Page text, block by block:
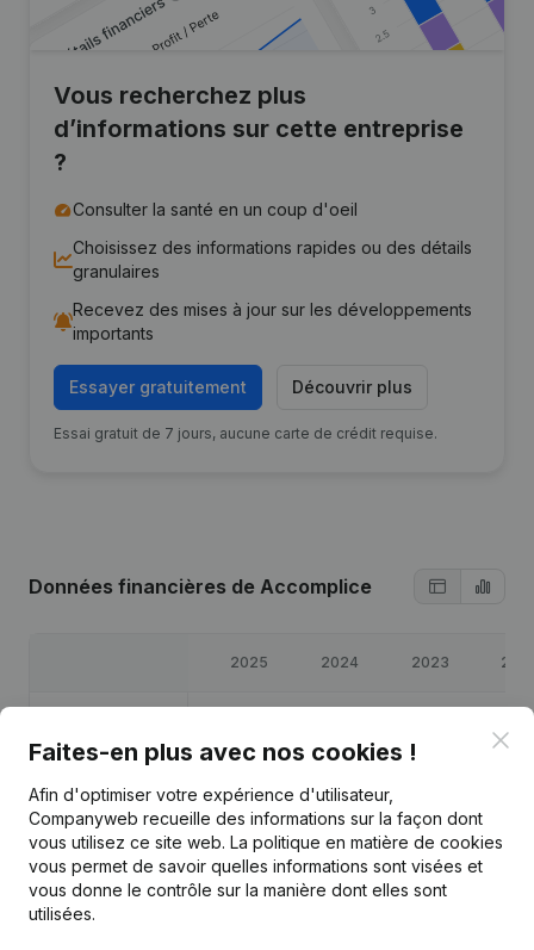
Vous recherchez plus
d’informations sur cette entreprise
?
Consulter la santé en un coup d'oeil
Choisissez des informations rapides ou des détails
granulaires
Recevez des mises à jour sur les développements
importants
Essayer gratuitement Découvrir plus
Essai gratuit de 7 jours, aucune carte de crédit requise.
Données financières de Accomplice
2025 2024 2023
14
Marge brute €28 445 €46 857 €54 948 €20
Faites-en plus avec nos cookies !
Afin d'optimiser votre expérience d'utilisateur,
Companyweb recueille des informations sur la façon dont
vous utilisez ce site web. La politique en matière de cookies
vous permet de savoir quelles informations sont visées et
vous donne le contrôle sur la manière dont elles sont
utilisées.